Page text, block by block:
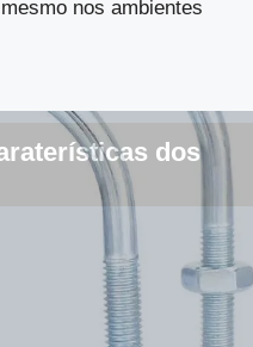
nos ambientes
dos